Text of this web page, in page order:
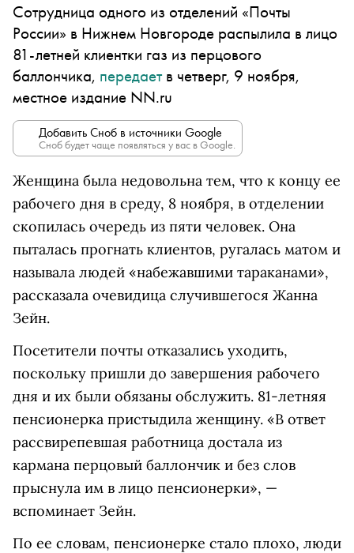
Сотрудница одного из отделений «Почты
России» в Нижнем Новгороде распылила в лицо
81-летней клиентки газ из перцового
баллончика, передаетв четверг, 9 ноября,
местное издание NN.ru
Добавить Сноб в источники Google
Сноб будет чаще появляться у вас в Google.
Женщина была недовольна тем, что к концу ее
рабочего дня в среду, 8 ноября, в отделении
скопилась очередь из пяти человек. Она
пыталась прогнать клиентов, ругалась матом и
называла людей «набежавшими тараканами»,
рассказала очевидица случившегося Жанна
Зейн.
Посетители почты отказались уходить,
поскольку пришли до завершения рабочего
дня и их были обязаны обслужить. 81-летняя
пенсионерка пристыдила женщину. «В ответ
рассвирепевшая работница достала из
кармана перцовый баллончик и без слов
прыснула им в лицо пенсионерки», —
вспоминает Зейн.
По ее словам, пенсионерке стало плохо, люди